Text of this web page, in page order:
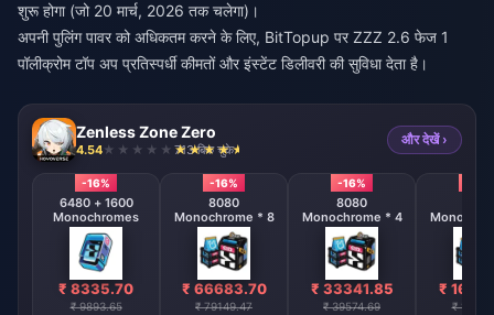
शुरू होगा (जो 20 मार्च, 2026 तक चलेगा)।
अपनी पुलिंग पावर को अधिकतम करने के लिए, BitTopup परZZZ 2.6 फेज 1
पॉलीक्रोम टॉप अप प्रतिस्पर्धी कीमतों और इंस्टेंट डिलीवरी की सुविधा देता है।
Zenless Zone Zero
4.54 713 बिक चुके
और देखें ›
-16%
6480 + 1600
Monochromes
₹ 8335.70
₹ 9893.65
-16%
8080
Monochrome * 8
₹ 66683.70
₹ 79149.47
-16%
8080
Monochrome * 4
₹ 33341.85
₹ 39574.69
₹
₹